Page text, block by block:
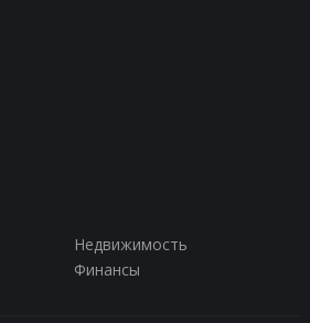
Недвижимость
Финансы